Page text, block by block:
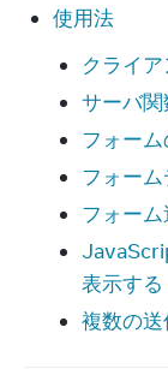
使用法
クライ
サーバ
フォー
フォー
フォー
表示する
複数の